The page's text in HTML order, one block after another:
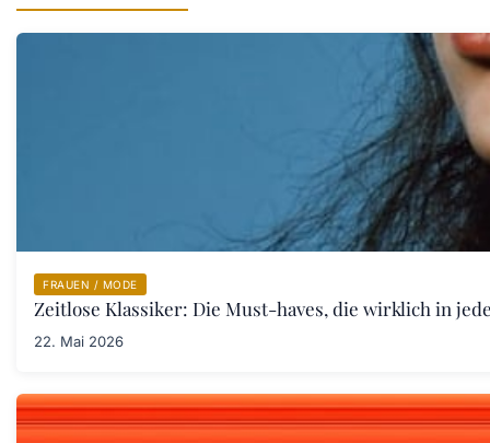
FRAUEN / MODE
Zeitlose Klassiker: Die Must-haves, die wirklich in
22. Mai 2026